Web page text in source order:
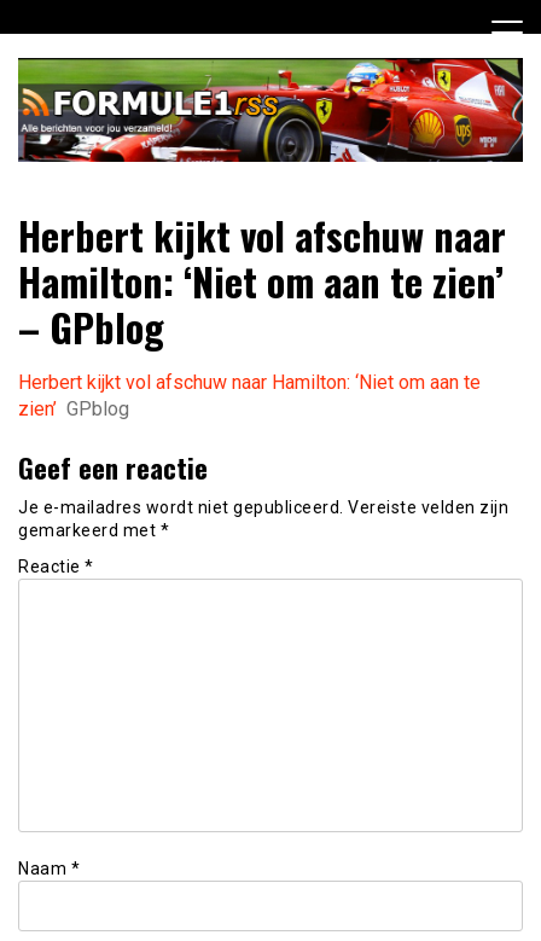
naar
inhoud
Formule 1 RSS
verzameld!
Herbert kijkt vol afschuw naar
Hamilton: ‘Niet om aan te zien’
– GPblog
Herbert kijkt vol afschuw naar Hamilton: ‘Niet om aan te
zien’ GPblog
Geef een reactie
Je e-mailadres wordt niet gepubliceerd. Vereiste velden zijn
gemarkeerd met *
Reactie *
Naam *